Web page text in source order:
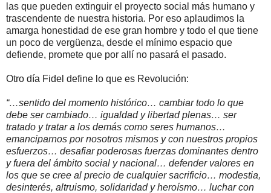
las que pueden extinguir el proyecto social más humano y
trascendente de nuestra historia. Por eso aplaudimos la
amarga honestidad de ese gran hombre y todo el que tiene
un poco de vergüenza, desde el mínimo espacio que
defiende, promete que por allí no pasará el pasado.
Otro día Fidel define lo que es Revolución:
“…sentido del momento histórico… cambiar todo lo que
debe ser cambiado… igualdad y libertad plenas… ser
tratado y tratar a los demás como seres humanos…
emanciparnos por nosotros mismos y con nuestros propios
esfuerzos… desafiar poderosas fuerzas dominantes dentro
y fuera del ámbito social y nacional… defender valores en
los que se cree al precio de cualquier sacrificio… modestia,
desinterés, altruismo, solidaridad y heroísmo… luchar con